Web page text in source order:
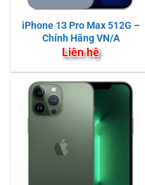
iPhone 13 Pro Max 512G –
Chính Hãng VN/A
Liên hệ